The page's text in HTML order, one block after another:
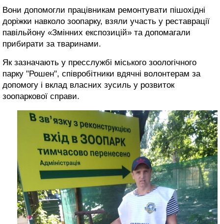
Вони допомогли працівникам ремонтувати пішохідні
доріжки навколо зоопарку, взяли участь у реставрації
павільйону «Змінних експозицій» та допомагали
прибирати за тваринами.
Як зазначають у пресслужбі міського зоологічного
парку "Рошен", співробітники вдячні волонтерам за
допомогу і вклад власних зусиль у розвиток
зоопаркової справи.